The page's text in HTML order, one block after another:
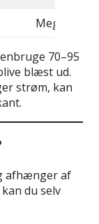
Meget høj
70–95
blæst ud.
strøm, kan
afhænger af
du selv